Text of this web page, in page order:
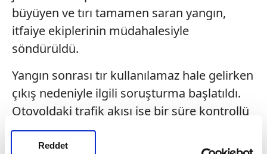
Reddet
büyüyen ve tırı tamamen saran yangın,
itfaiye ekiplerinin müdahalesiyle
söndürüldü.
Yangın sonrası tır kullanılamaz hale gelirken
çıkış nedeniyle ilgili soruşturma başlatıldı.
Otoyoldaki trafik akışı ise bir süre kontrollü
şekilde sağlandı.